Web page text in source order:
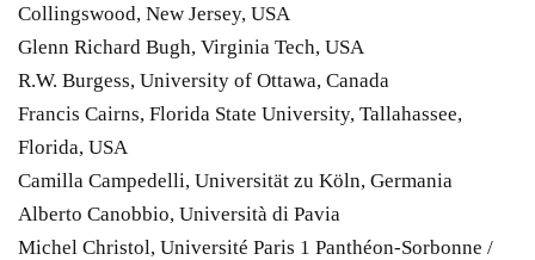
Collingswood, New Jersey, USA
Glenn Richard Bugh, Virginia Tech, USA
R.W. Burgess, University of Ottawa, Canada
Francis Cairns, Florida State University, Tallahassee,
Florida, USA
Camilla Campedelli, Universität zu Köln, Germania
Alberto Canobbio, Università di Pavia
Michel Christol, Université Paris 1 Panthéon-Sorbonne /